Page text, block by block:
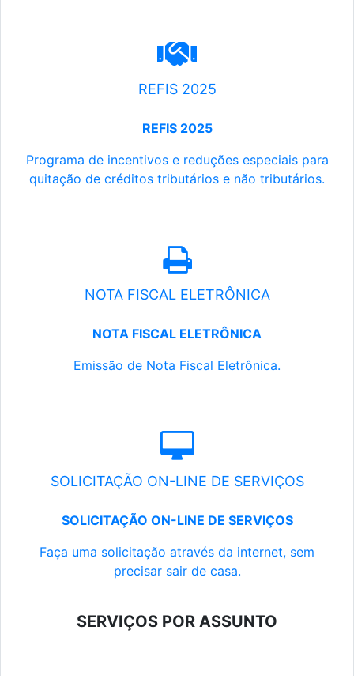
REFIS 2025
REFIS 2025
Programa de incentivos e reduções especiais para
quitação de créditos tributários e não tributários.
NOTA FISCAL ELETRÔNICA
NOTA FISCAL ELETRÔNICA
Emissão de Nota Fiscal Eletrônica.
SOLICITAÇÃO ON-LINE DE SERVIÇOS
SOLICITAÇÃO ON-LINE DE SERVIÇOS
Faça uma solicitação através da internet, sem
precisar sair de casa.
SERVIÇOS POR ASSUNTO